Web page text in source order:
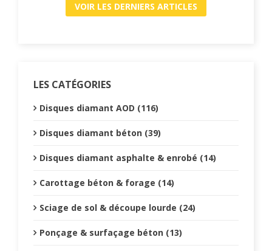
VOIR LES DERNIERS ARTICLES
LES CATÉGORIES
Disques diamant AOD (116)
Disques diamant béton (39)
Disques diamant asphalte & enrobé (14)
Carottage béton & forage (14)
Sciage de sol & découpe lourde (24)
Ponçage & surfaçage béton (13)